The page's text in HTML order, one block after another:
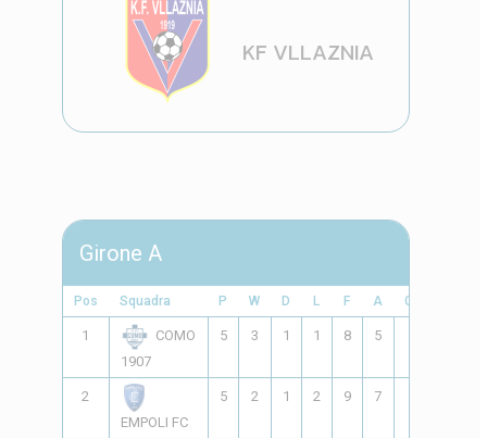
KF VLLAZNIA
Girone A
Pos Squadra P W D L F A GD
1
COMO
1907
5 3 1 1 8 5
2
EMPOLI FC
5 2 1 2 9 7